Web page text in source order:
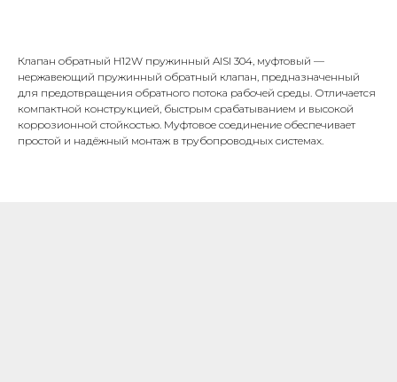
Клапан обратный H12W пружинный AISI 304, муфтовый —
нержавеющий пружинный обратный клапан, предназначенный
для предотвращения обратного потока рабочей среды. Отличается
компактной конструкцией, быстрым срабатыванием и высокой
коррозионной стойкостью. Муфтовое соединение обеспечивает
простой и надёжный монтаж в трубопроводных системах.